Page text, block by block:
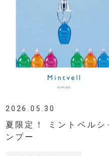
2026.05.30
夏限定！ ミントベルシ
ンプー